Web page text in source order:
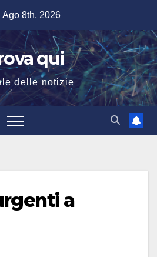
Ago 8th, 2026
qui
delle notizie
a